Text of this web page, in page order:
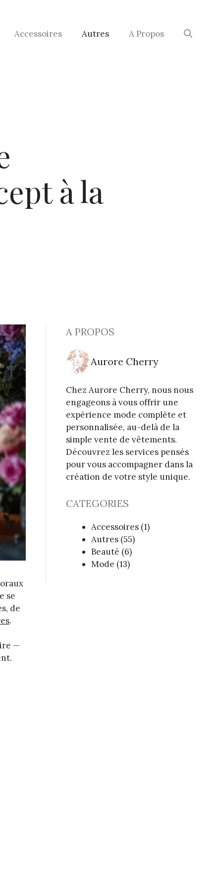
Accessoires Autres A Propos
à la
se
de
.
—
A PROPOS
Aurore Cherry
Chez Aurore Cherry, nous nous
engageons à vous offrir une
expérience mode complète et
personnalisée, au-delà de la
simple vente de vêtements.
Découvrez les services pensés
pour vous accompagner dans la
création de votre style unique.
CATEGORIES
Accessoires (1)
Autres (55)
Beauté (6)
Mode (13)